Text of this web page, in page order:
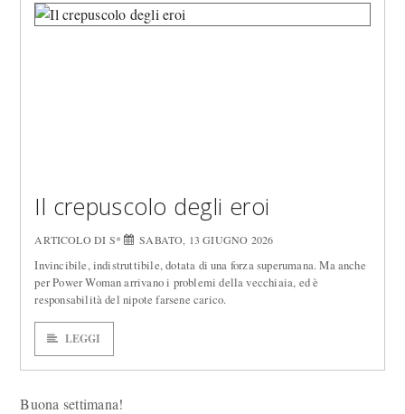
Il crepuscolo degli eroi
ARTICOLO DI S* SABATO, 13 GIUGNO 2026
Invincibile, indistruttibile, dotata di una forza superumana. Ma anche
per Power Woman arrivano i problemi della vecchiaia, ed è
responsabilità del nipote farsene carico.
LEGGI
Buona settimana!